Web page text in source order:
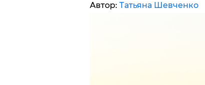
Автор: Татьяна Шевченко